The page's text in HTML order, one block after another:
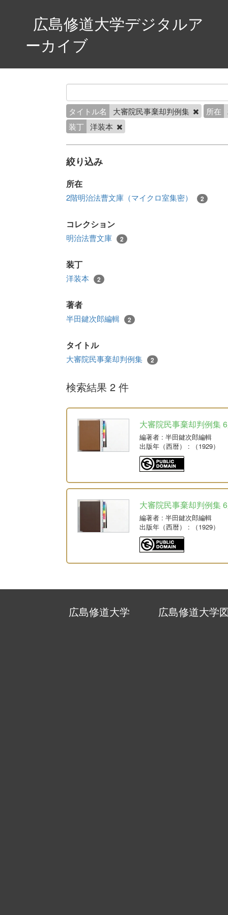
広島修道大学デジタルア
ーカイブ
タイトル名 大審院民事棄却判例集 所在
装丁 洋装本
絞り込み
所在
2階明治法曹文庫（マイクロ室集密） 2
コレクション
明治法曹文庫 2
装丁
洋装本 2
著者
半田鍵次郎編輯 2
タイトル
大審院民事棄却判例集 2
検索結果 2 件
大審院民事棄却判例集
編著者 : 半田鍵次郎編輯
出版年（西暦）
: （1929）
大審院民事棄却判例集
編著者 : 半田鍵次郎編輯
出版年（西暦）
: （1929）
広島修道大学 広島修道大学